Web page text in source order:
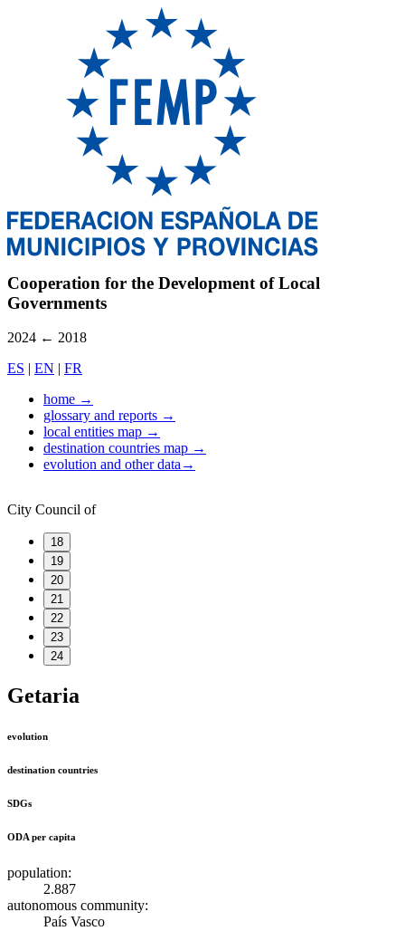
Cooperation for the Development of Local
Governments
2024 ← 2018
ES | EN | FR
home →
glossary and reports →
local entities map →
destination countries map →
evolution and other data→
City Council of
18
19
20
21
22
23
24
Getaria
evolution
destination countries
SDGs
ODA per capita
population:
2.887
autonomous community:
País Vasco